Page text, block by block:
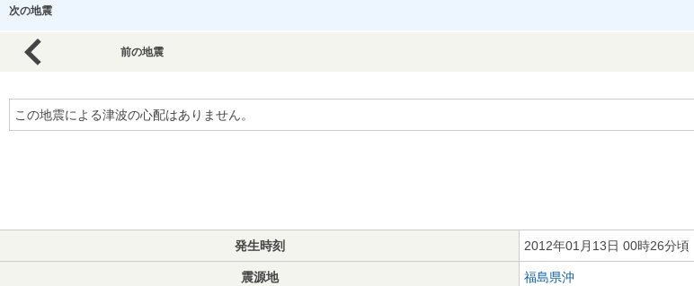
次の地震
前の地震
この地震による津波の心配はありません。
発生時刻 2012年01月13日 00時26分頃
震源地 福島県沖